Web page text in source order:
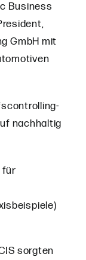
Business
GmbH mit
nachhaltig
für
sorgten